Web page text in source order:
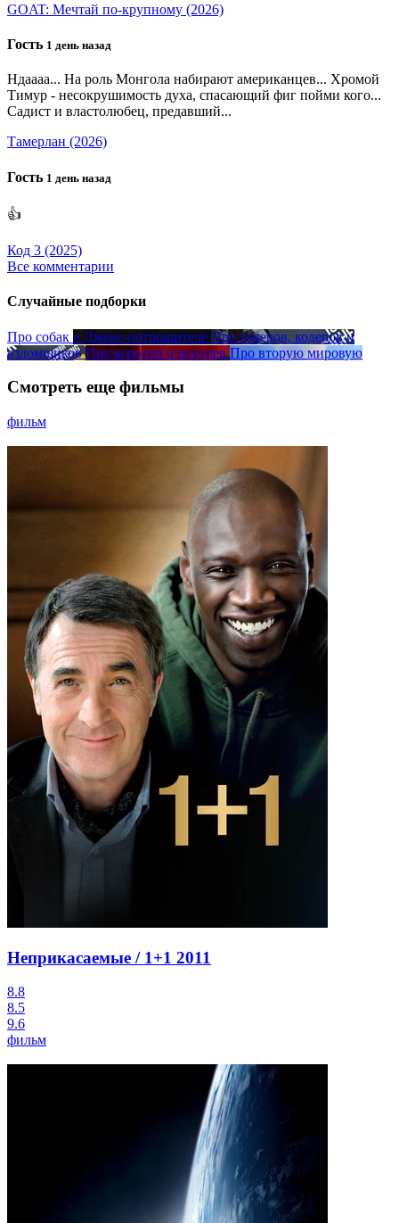
GOAT: Мечтай по-крупному (2026)
Гость 1 день назад
Ндаааа... На роль Монгола набирают американцев... Хромой
Тимур - несокрушимость духа, спасающий фиг пойми кого...
Садист и властолюбец, предавший...
Тамерлан (2026)
Гость 1 день назад
👍
Код 3 (2025)
Все комментарии
Случайные подборки
Про собак о Джеке-потрошителе Про хакеров, кодеров и
взломщиков Про королей и королев Про вторую мировую
Смотреть еще фильмы
фильм
Неприкасаемые / 1+1 2011
8.8
8.5
9.6
фильм